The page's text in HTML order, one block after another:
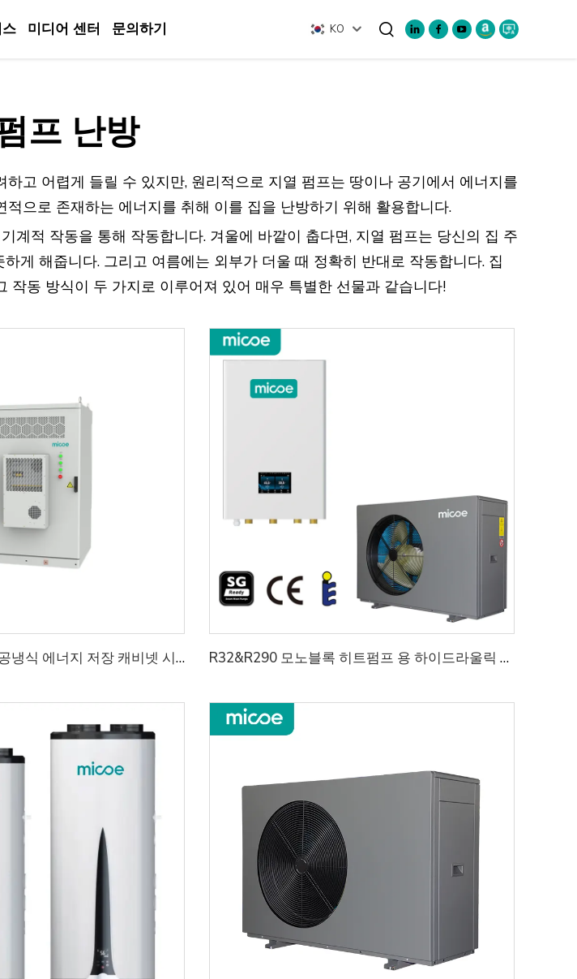
미디어 센터 문의하기 KO
프 난방
고 어렵게 들릴 수 있지만, 원리적으로 지열 펌프는 땅이나 공기에서 에너지를
으로 존재하는 에너지를 취해 이를 집을 난방하기 위해 활용합니다.
계적 작동을 통해 작동합니다. 겨울에 바깥이 춥다면, 지열 펌프는 당신의 집 주
게 해줍니다. 그리고 여름에는 외부가 더울 때 정확히 반대로 작동합니다. 집
동 방식이 두 가지로 이루어져 있어 매우 특별한 선물과 같습니다!
"빠른 바람" 지능형 공냉식 에너지 저장 캐비넷 시리즈 48kWh/100kWh 에너지 저장 캐비넷 산업용 및 상업용 유연한 에너지 저장 | 밀리초 단위 원활한 전환 | 모든 기후 대응 핵심 보호 R32&R290 모노블록 히트펌프 용 하이드라울릭 모듈 설치를 간소화하고 공간을 절약